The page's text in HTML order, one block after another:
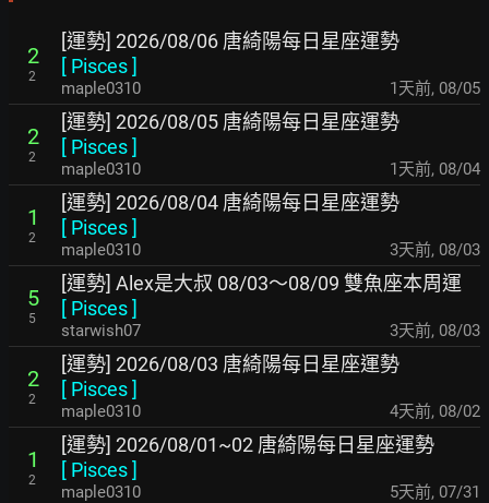
2
2
[運勢] 2026/08/06 唐綺陽每日星座運勢
[ Pisces]
maple0310 1天前, 08/05
2
2
[運勢] 2026/08/05 唐綺陽每日星座運勢
[ Pisces]
maple0310 1天前, 08/04
1
2
[運勢] 2026/08/04 唐綺陽每日星座運勢
[ Pisces]
maple0310 3天前, 08/03
5
5
[運勢] Alex是大叔 08/03～08/09 雙魚座本周運
[ Pisces]
starwish07 3天前, 08/03
2
2
[運勢] 2026/08/03 唐綺陽每日星座運勢
[ Pisces]
maple0310 4天前, 08/02
1
2
[運勢] 2026/08/01~02 唐綺陽每日星座運勢
[ Pisces]
maple0310 5天前, 07/31